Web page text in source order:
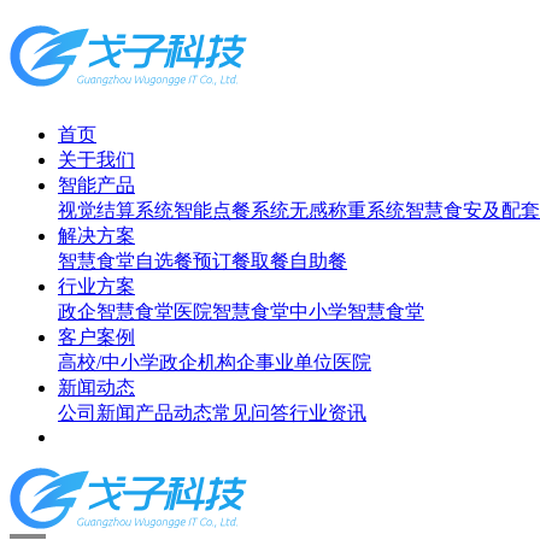
首页
关于我们
智能产品
视觉结算系统智能点餐系统无感称重系统智慧食安及配
解决方案
智慧食堂自选餐预订餐取餐自助餐
行业方案
政企智慧食堂医院智慧食堂中小学智慧食堂
客户案例
高校/中小学政企机构企事业单位医院
新闻动态
公司新闻产品动态常见问答行业资讯